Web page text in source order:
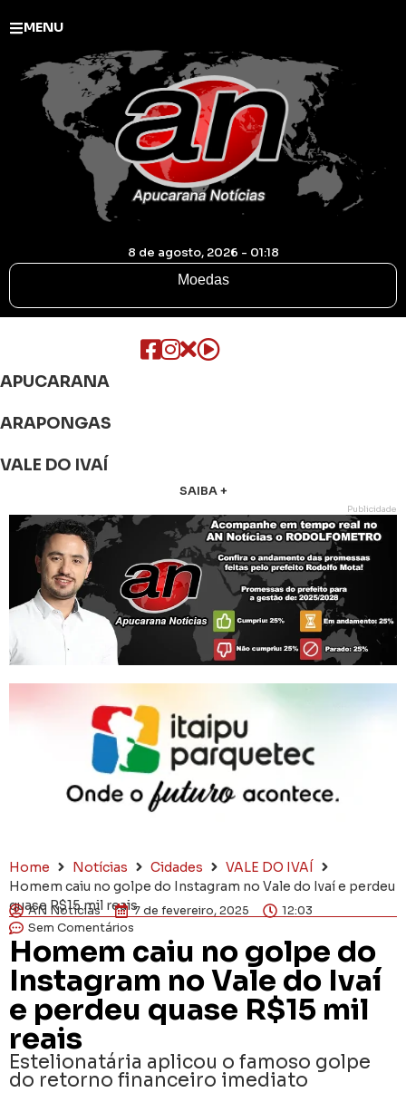
MENU
8 de agosto, 2026 - 01:18
Moedas
APUCARANA
ARAPONGAS
VALE DO IVAÍ
SAIBA +
Publicidade
Home Notícias Cidades
VALE DO IVAÍ
Homem caiu no golpe do Instagram no Vale do Ivaí e perdeu
quase R$15 mil reais
AN Notícias 7 de fevereiro, 2025
12:03
Sem Comentários
Homem caiu no golpe do
Instagram no Vale do Ivaí
e perdeu quase R$15 mil
reais
Estelionatária aplicou o famoso golpe
do retorno financeiro imediato